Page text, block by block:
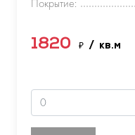
Покрытие:
1820 ₽ / кв.м